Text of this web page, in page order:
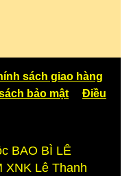
sách giao hàng
bảo mật
Điều
BAO BÌ LÊ
XNK Lê Thanh